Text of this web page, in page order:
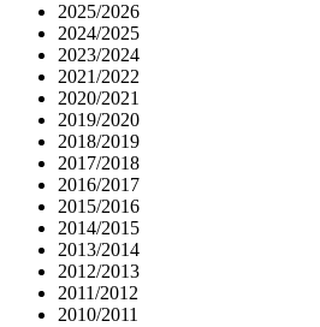
2025/2026
2024/2025
2023/2024
2021/2022
2020/2021
2019/2020
2018/2019
2017/2018
2016/2017
2015/2016
2014/2015
2013/2014
2012/2013
2011/2012
2010/2011